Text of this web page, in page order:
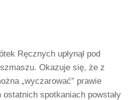
Ręcznych upłynął pod
Okazuje się, że z
„wyczarować” prawie
spotkaniach powstały